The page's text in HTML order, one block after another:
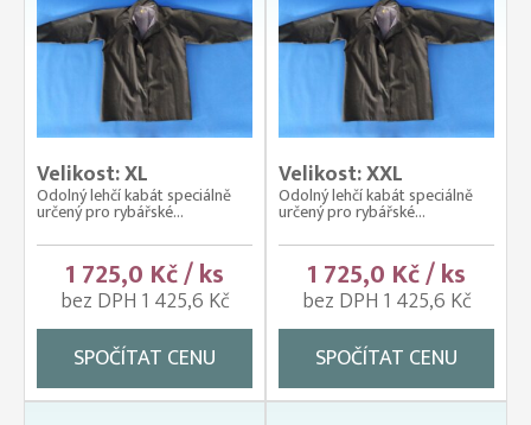
Velikost: XL
Odolný lehčí kabát speciálně
určený pro rybářské...
1 725,0 Kč / ks
bez DPH 1 425,6 Kč
SPOČÍTAT CENU
Velikost: XXL
Odolný lehčí kabát speciálně
určený pro rybářské...
1 725,0 Kč / ks
bez DPH 1 425,6 Kč
SPOČÍTAT CENU